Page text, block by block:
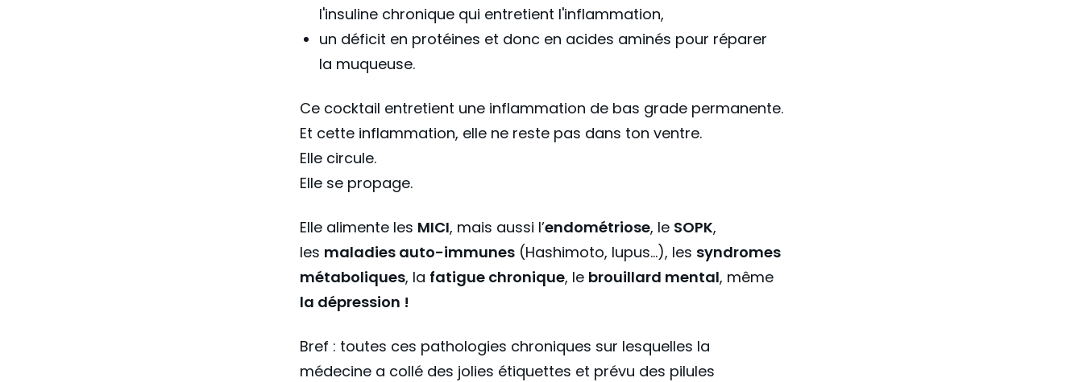
l'insuline chronique qui entretient l'inflammation,
un déficit en protéines et donc en acides aminés pour réparer
la muqueuse.
Ce cocktail entretient une inflammation de bas grade permanente.
Et cette inflammation, elle ne reste pas dans ton ventre.
Elle circule.
Elle se propage.
Elle alimente les MICI, mais aussi l’endométriose, le SOPK,
les maladies auto-immunes (Hashimoto, lupus…), les syndromes
métaboliques, la fatigue chronique, le brouillard mental, même
la dépression !
Bref : toutes ces pathologies chroniques sur lesquelles la
médecine a collé des jolies étiquettes et prévu des pilules